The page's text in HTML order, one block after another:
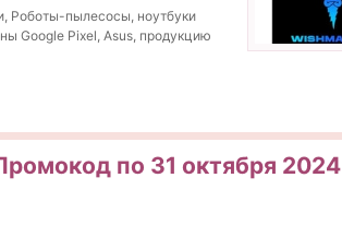
Роботы-пылесосы, ноутбуки
Google Pixel, Asus, продукцию
по 31 октября 2024